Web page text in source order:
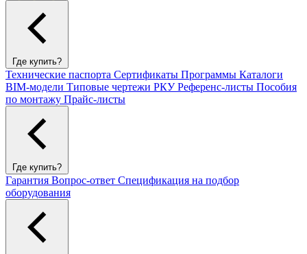
Где купить?
Технические паспорта Сертификаты Программы Каталоги
BIM-модели Типовые чертежи РКУРеференс-листы Пособия
по монтажу Прайс-листы
Где купить?
Гарантия Вопрос-ответ Спецификация на подбор
оборудования